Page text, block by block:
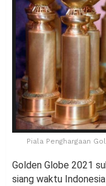
Piala Penghargaan
Golden Globe 2021
siang waktu